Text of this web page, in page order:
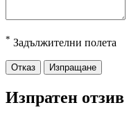
* Задължителни полета
Отказ Изпращане
Изпратен отзив